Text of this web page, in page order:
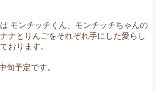
モンチッチくん、モンチッチちゃんの
ナとりんごをそれぞれ手にした愛らし
おります。
旬予定です。